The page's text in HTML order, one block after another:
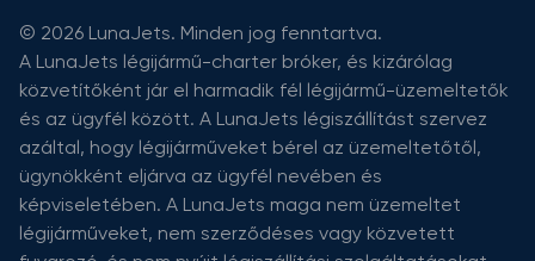
© 2026 LunaJets. Minden jog fenntartva.
A LunaJets légijármű-charter bróker, és kizárólag
közvetítőként jár el harmadik fél légijármű-üzemeltetők
és az ügyfél között. A LunaJets légiszállítást szervez
azáltal, hogy légijárműveket bérel az üzemeltetőtől,
ügynökként eljárva az ügyfél nevében és
képviseletében. A LunaJets maga nem üzemeltet
légijárműveket, nem szerződéses vagy közvetett